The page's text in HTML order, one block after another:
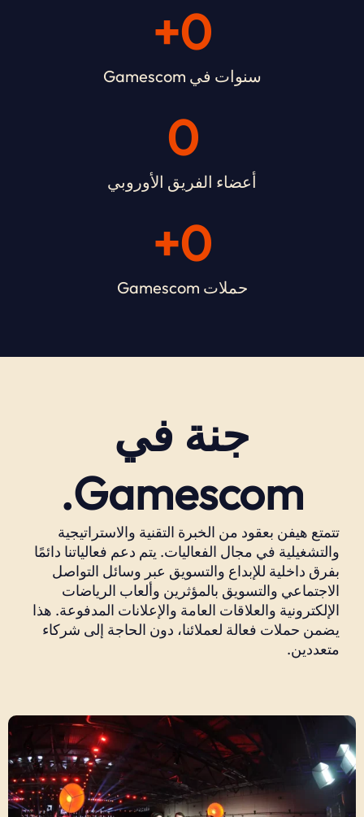
سنوات في Gamescom
0
+
أعضاء الفريق الأوروبي
0
حملات Gamescom
0
+
جنة في
Gamescom.
تتمتع هيفن بعقود من الخبرة التقنية والاستراتيجية
والتشغيلية في مجال الفعاليات. يتم دعم فعالياتنا دائمًا
بفرق داخلية للإبداع والتسويق عبر وسائل التواصل
الاجتماعي والتسويق بالمؤثرين وألعاب الرياضات
الإلكترونية والعلاقات العامة والإعلانات المدفوعة. هذا
يضمن حملات فعالة لعملائنا، دون الحاجة إلى شركاء
متعددين.